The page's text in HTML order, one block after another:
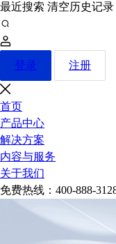
最近搜索 清空历史记录
登录 注册
首页
产品中心
解决方案
内容与服务
关于我们
免费热线： 400-888-